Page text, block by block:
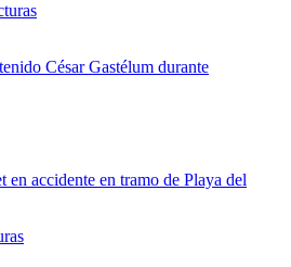
César Gastélum durante
en accidente en tramo de Playa del